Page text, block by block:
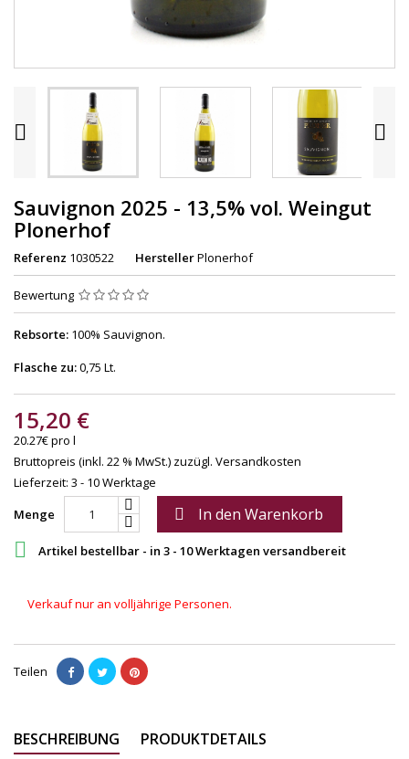
 
Sauvignon 2025 - 13,5% vol. Weingut
Plonerhof
Referenz 1030522 HerstellerPlonerhof
Bewertung
Rebsorte: 100% Sauvignon.
Flasche zu:0,75 Lt.
15,20 €
20.27€ pro l
Bruttopreis (inkl. 22 % MwSt.) zuzügl. Versandkosten
Lieferzeit: 3 - 10 Werktage
Menge
 In den Warenkorb
 Artikel bestellbar - in 3 - 10 Werktagen versandbereit
Verkauf nur an volljährige Personen.
Teilen
BESCHREIBUNG
PRODUKTDETAILS